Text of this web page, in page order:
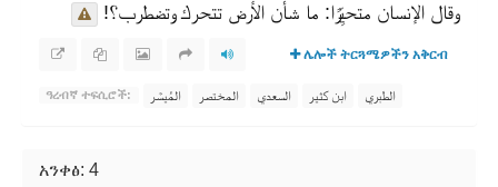
وقال الإنسان متحيِّرًا: ما شأن الأرض تتحرك وتضطرب؟!
ሌሎች ትርጓሜዎችን አቅርብ
ዓረብኛ ተፍሲሮች: المُيسَّر المختصر السعدي ابن كثير الطبري
አንቀፅ: 4